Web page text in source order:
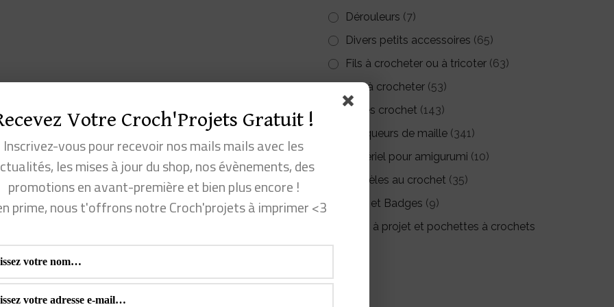
Dérouleurs (7)
Divers petits accessoires (65)
Fils à crocheter ou à tricoter (63)
Kits à crocheter (53)
Livres crochet (143)
Marqueurs de maille (341)
Matériel pour amigurumi (10)
Modèles au crochet (35)
Pin's et Badges (9)
Sacs à projet et pochettes à crochets
(26)
Votre Croch'Projets Gratuit !
Inscrivez-vous pour recevoir nos mails mails avec les
les mises à jour du shop, nos évènements, des
promotions en avant-première et bien plus encore !
prime, nous t'offrons notre Croch'projets à imprimer <3